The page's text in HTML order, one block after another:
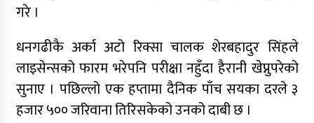
गरे ।
धनगढीकै अर्का अटो रिक्सा चालक शेरबहादुर सिंहले
लाइसेन्सको फारम भरेपनि परीक्षा नहुँदा हैरानी खेप्नुपरेको
सुनाए । पछिल्लो एक हप्तामा दैनिक पाँच सयका दरले ३
हजार ५०० जरिवाना तिरिसकेको उनको दाबी छ ।